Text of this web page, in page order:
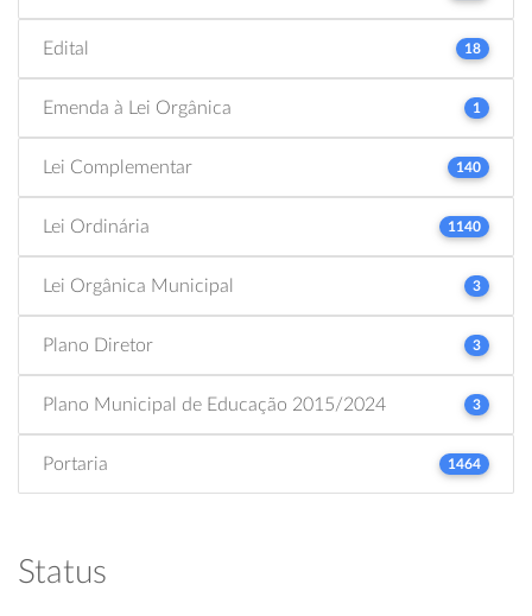
Edital 18
Emenda à Lei Orgânica 1
Lei Complementar 140
Lei Ordinária 1140
Lei Orgânica Municipal 3
Plano Diretor 3
Plano Municipal de Educação 2015/2024 3
Portaria 1464
Status